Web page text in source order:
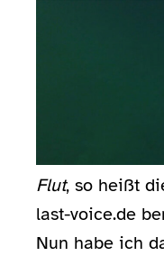
Flut, so heißt
last-voice.de
Nun habe ich